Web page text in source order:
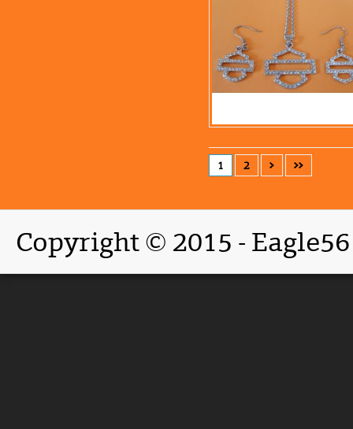
1 2 > >>
Copyright © 2015 -